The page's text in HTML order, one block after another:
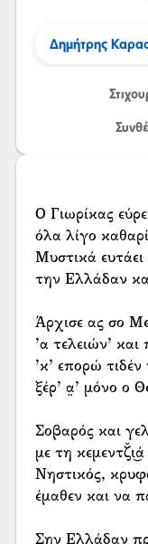
Δημήτρης
Ο Γιωρίκας
όλα λίγο
Μυστικά ευτάει
την Ελλάδαν
Άρχισε ας σο
’α τελειών’
’κ’ επορώ
ξέρ’ α̤’ μόνο ο
Σοβαρός και
με τη κεμεντζ̌ι͜ά
Νηστικός,
έμαθεν και να
Σην Ελλάδαν